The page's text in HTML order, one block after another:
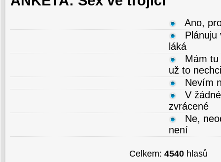
Ano,
Plánuju
láká
Mám tu
už to
Nevím
V
zvrácené
Ne,
není
Celkem: 4540 hlasů